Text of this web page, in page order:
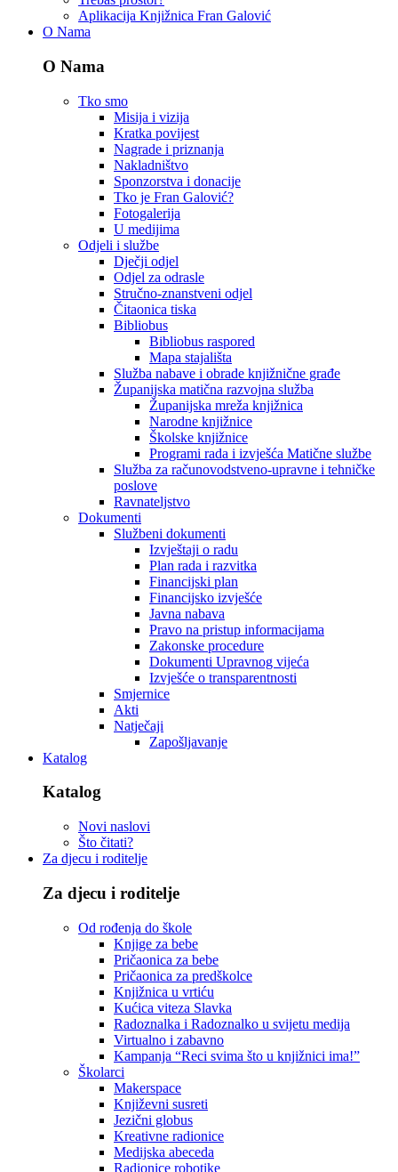
Aplikacija Knjižnica Fran Galović
O Nama
O Nama
Tko smo
Misija i vizija
Kratka povijest
Nagrade i priznanja
Nakladništvo
Sponzorstva i donacije
Tko je Fran Galović?
Fotogalerija
U medijima
Odjeli i službe
Dječji odjel
Odjel za odrasle
Stručno-znanstveni odjel
Čitaonica tiska
Bibliobus
Bibliobus raspored
Mapa stajališta
Služba nabave i obrade knjižnične građe
Županijska matična razvojna služba
Županijska mreža knjižnica
Narodne knjižnice
Školske knjižnice
Programi rada i izvješća Matične službe
Služba za računovodstveno-upravne i tehničke
poslove
Ravnateljstvo
Dokumenti
Službeni dokumenti
Izvještaji o radu
Plan rada i razvitka
Financijski plan
Financijsko izvješće
Javna nabava
Pravo na pristup informacijama
Zakonske procedure
Dokumenti Upravnog vijeća
Izvješće o transparentnosti
Smjernice
Akti
Natječaji
Zapošljavanje
Katalog
Katalog
Novi naslovi
Što čitati?
Za djecu i roditelje
Za djecu i roditelje
Od rođenja do škole
Knjige za bebe
Pričaonica za bebe
Pričaonica za predškolce
Knjižnica u vrtiću
Kućica viteza Slavka
Radoznalka i Radoznalko u svijetu medija
Virtualno i zabavno
Kampanja “Reci svima što u knjižnici ima!”
Školarci
Makerspace
Književni susreti
Jezični globus
Kreativne radionice
Medijska abeceda
Radionice robotike